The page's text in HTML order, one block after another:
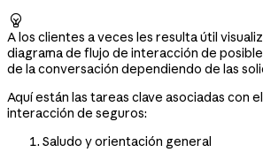

A los clientes a veces les resulta útil
diagrama de flujo de interacción de
de la conversación dependiendo de las
Aquí están las tareas clave asociadas con
interacción de seguros:
Saludo y orientación general